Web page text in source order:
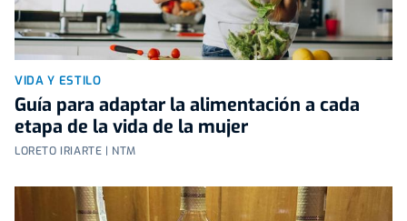
VIDA Y ESTILO
Guía para adaptar la alimentación a cada
etapa de la vida de la mujer
LORETO IRIARTE | NTM